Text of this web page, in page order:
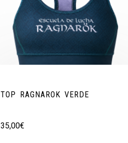
TOP RAGNAROK VERDE
35,00€